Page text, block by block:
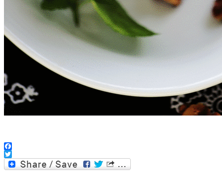
Facebook
Twitter